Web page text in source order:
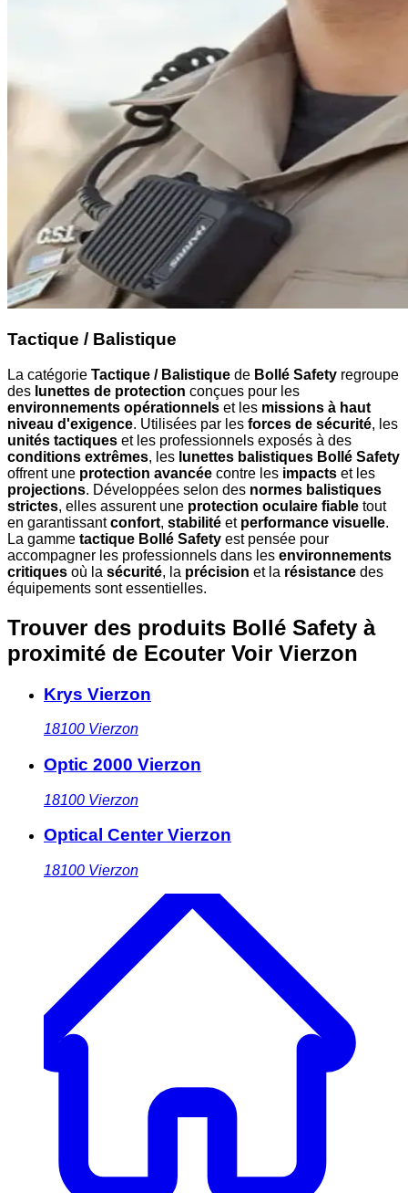
Tactique / Balistique
La catégorie Tactique / Balistique de Bollé Safety regroupe
des lunettes de protection conçues pour les
environnements opérationnels et les missions à haut
niveau d'exigence. Utilisées par les forces de sécurité, les
unités tactiques et les professionnels exposés à des
conditions extrêmes, les lunettes balistiques Bollé Safety
offrent une protection avancée contre les impacts et les
projections. Développées selon des normes balistiques
strictes, elles assurent une protection oculaire fiable tout
en garantissantconfort, stabilité et performance visuelle.
La gamme tactique Bollé Safety est pensée pour
accompagner les professionnels dans les environnements
critiques où la sécurité, la précision et la résistance des
équipements sont essentielles.
Trouver des produits Bollé Safety à
proximité de Ecouter Voir Vierzon
Krys Vierzon
18100 Vierzon
Optic 2000 Vierzon
18100 Vierzon
Optical Center Vierzon
18100 Vierzon